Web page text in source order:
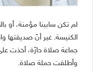
لم تكن سابينا مؤمنة، أو
الكنيسة. غير أنّ صديقتها
جماعة صلاة حارّة، أخذت
وأطلقت حملة صلاة.